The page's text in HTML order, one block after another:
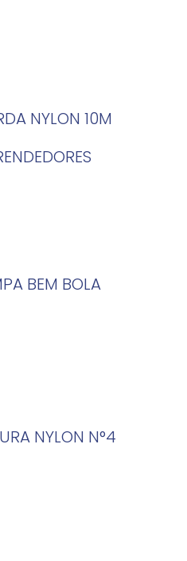
NYLON 10M
BEM BOLA
NYLON N°4